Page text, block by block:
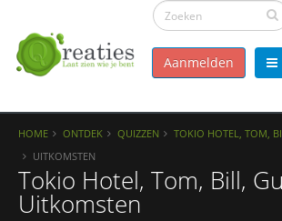
Aanmelden
HOME ONTDEK QUIZZEN
TOKIO HOTEL, TOM,
UITKOMSTEN
Tokio Hotel, Tom, Bill,
Uitkomsten